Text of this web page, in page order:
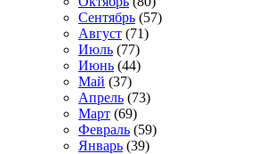
Сентябрь (57)
Август (71)
Июль (77)
Июнь (44)
Май (37)
Апрель (73)
Март (69)
Февраль (59)
Январь (39)